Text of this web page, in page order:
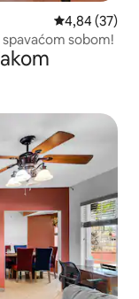
Prosječna
4,84 (37)
sobom!